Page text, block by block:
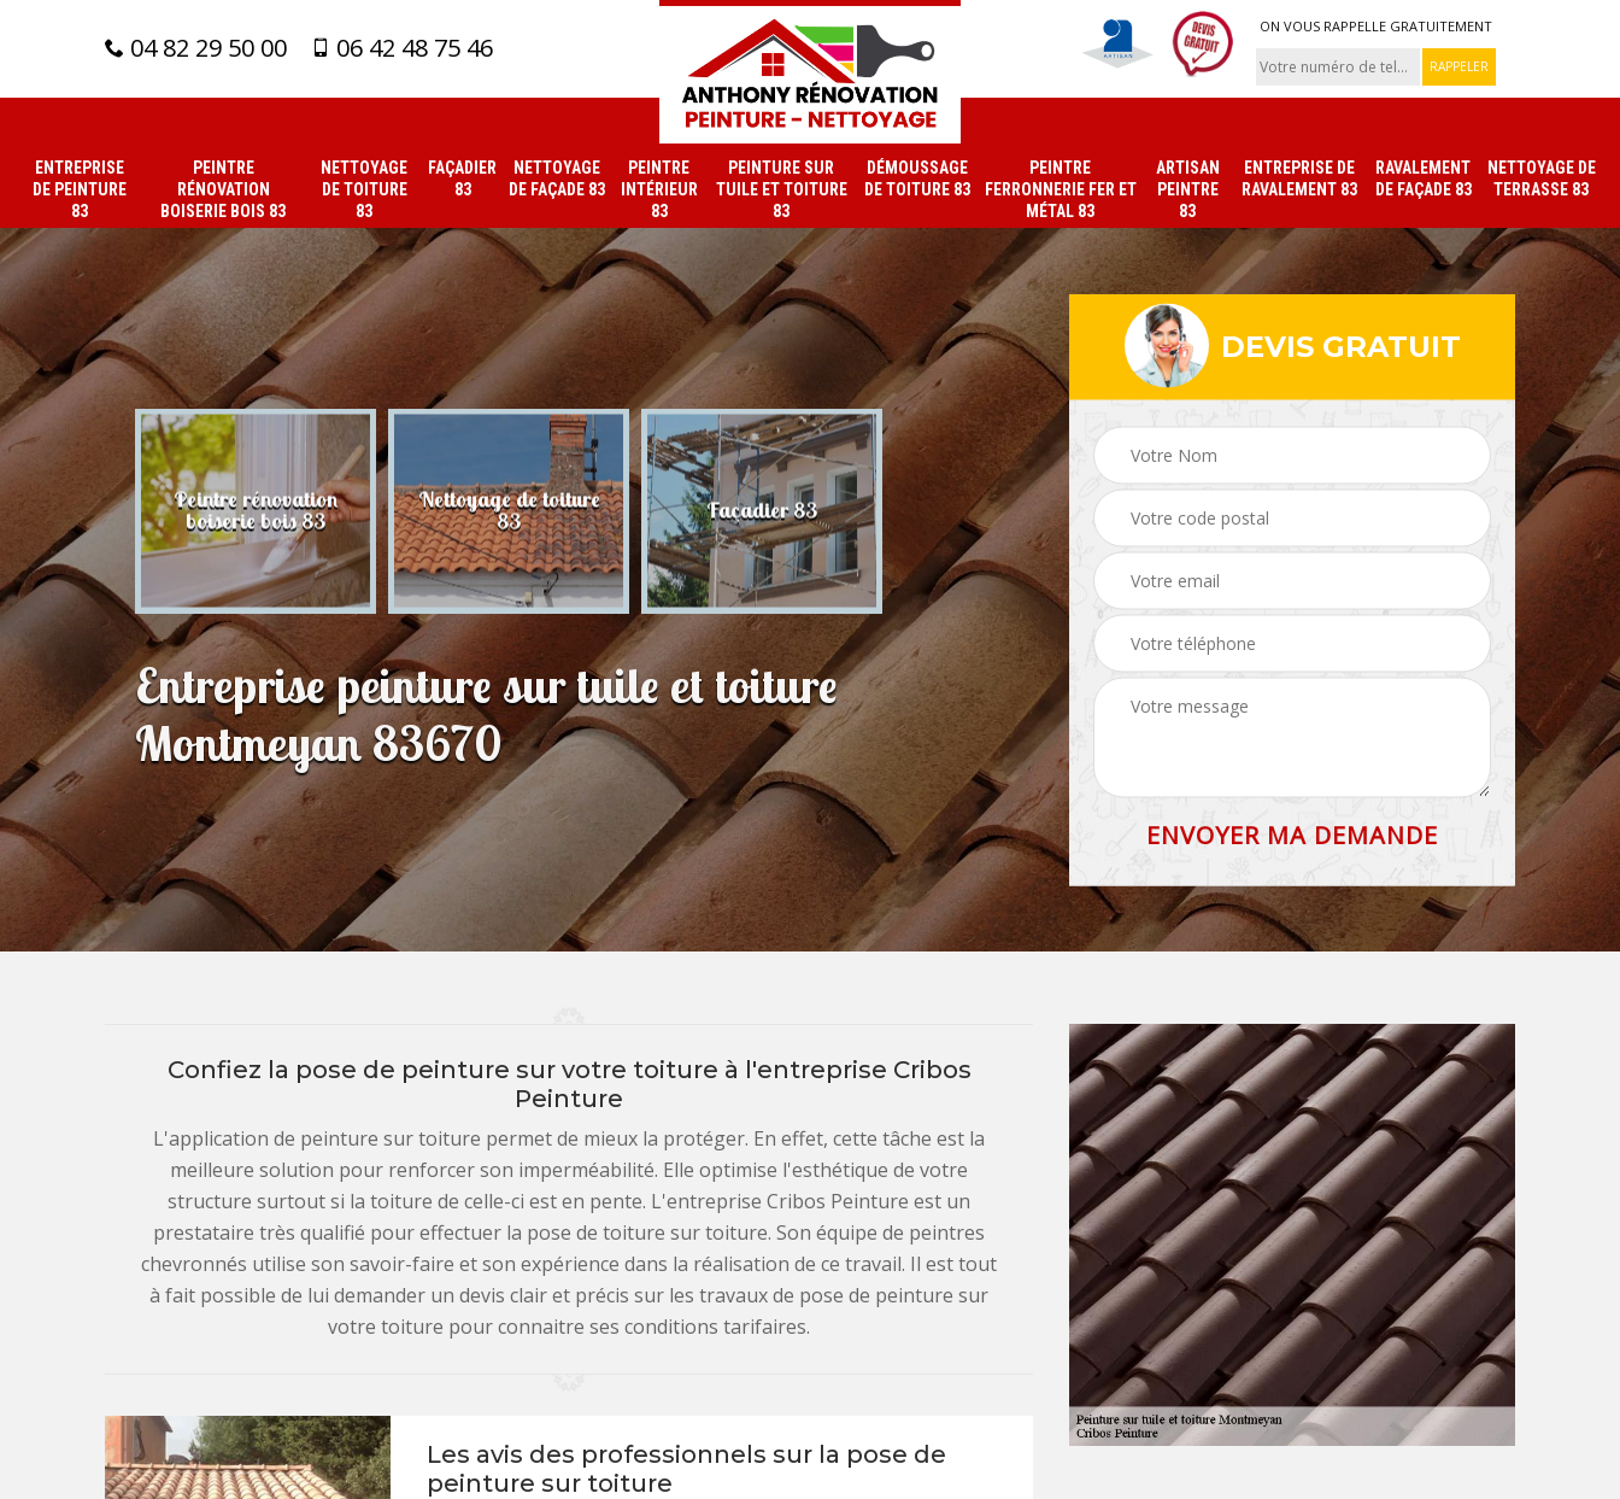
04 82 29 50 00 06 42 48 75 46
ON VOUS RAPPELLE GRATUITEMENT
ENTREPRISE
DE PEINTURE
83
PEINTRE
RÉNOVATION
BOISERIE BOIS 83
NETTOYAGE
DE TOITURE
83
FAÇADIER
83
NETTOYAGE
DE FAÇADE 83
PEINTRE
INTÉRIEUR
83
PEINTURE SUR
TUILE ET TOITURE
83
DÉMOUSSAGE
DE TOITURE 83
PEINTRE
FERRONNERIE FER ET
MÉTAL 83
ARTISAN
PEINTRE
83
ENTREPRISE DE
RAVALEMENT 83
RAVALEMENT
DE FAÇADE 83
NETTOYAGE DE
TERRASSE 83
peinture Peintre rénovation
boiserie bois 83
Nettoyage de toiture
83 Façadier 83 Nettoyage de façade
83 Peintre intérieur 83 Peinture sur tuile et
toiture 83
Entreprise peinture sur tuile et toiture
Montmeyan 83670
DEVIS GRATUIT
Confiez la pose de peinture sur votre toiture à l'entreprise Cribos
Peinture
L'application de peinture sur toiture permet de mieux la protéger. En effet, cette tâche est la
meilleure solution pour renforcer son imperméabilité. Elle optimise l'esthétique de votre
structure surtout si la toiture de celle-ci est en pente. L'entreprise Cribos Peinture est un
prestataire très qualifié pour effectuer la pose de toiture sur toiture. Son équipe de peintres
chevronnés utilise son savoir-faire et son expérience dans la réalisation de ce travail. Il est tout
à fait possible de lui demander un devis clair et précis sur les travaux de pose de peinture sur
votre toiture pour connaitre ses conditions tarifaires.
Les avis des professionnels sur la pose de
peinture sur toiture